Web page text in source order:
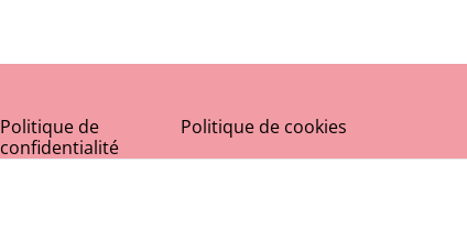
Politique de
confidentialité
Politique de cookies